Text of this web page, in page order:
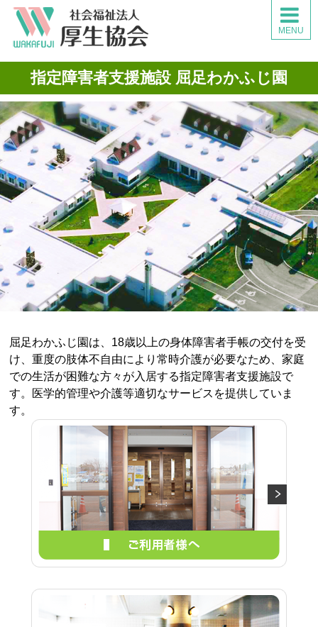
指定障害者支援施設 屈足わかふじ園
MENU
屈足わかふじ園
施設TOP
ご利用者様へ
施設のご案内
イベントの様子
スケジュール
アクセス
お問い合わせ
短期入所(障害者)
法人TOP
法人の紹介
施設一覧
ご利用者様へ
広報誌きずなの郷
商品紹介・ご注文
社会貢献
研修・教育
屈足わかふじ園は、18歳以上の身体障害者手帳の交付を受
け、重度の肢体不自由により常時介護が必要なため、家庭
での生活が困難な方々が入居する指定障害者支援施設で
す。医学的管理や介護等適切なサービスを提供していま
す。